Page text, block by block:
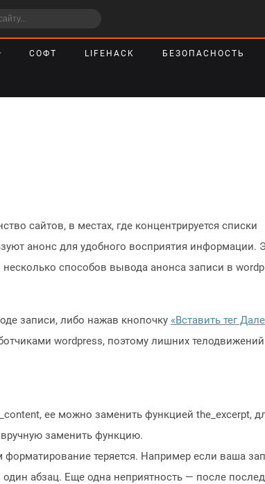
СОФТ LIFEHACK БЕЗОПАСНОСТЬ
сайтов, в местах, где концентрируется списки
анонс для удобного восприятия информации.
способов вывода анонса записи в
записи, либо нажав кнопочку «Вставить тег
wordpress, поэтому лишних телодвижений
ее можно заменить функцией the_excerpt,
заменить функцию.
теряется. Например если ваша
абзац. Еще одна неприятность — после